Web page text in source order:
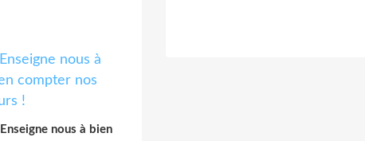
Enseigne nous à bien